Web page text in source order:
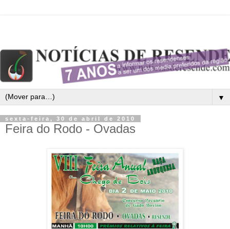
▼
sexta-feira, 30 de abril de 2010
Feira do Rodo - Ovadas